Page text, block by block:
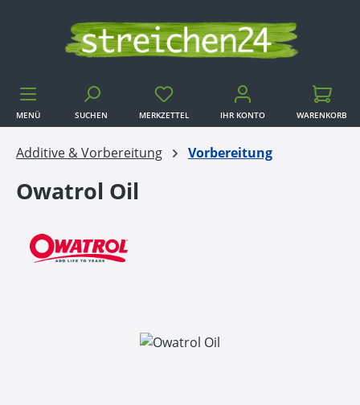
Zum Hauptinhalt springen
MENÜ SUCHEN MERKZETTEL IHR KONTO
WARENKORB
Additive & Vorbereitung Vorbereitung
Owatrol Oil
Bildergalerie überspringen